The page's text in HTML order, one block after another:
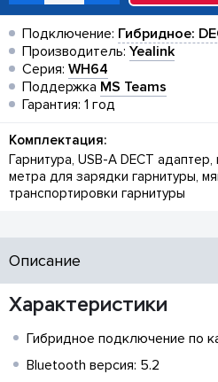
Подключение: Гибридное:
Производитель: Yealink
Серия: WH64
Поддержка MS Teams
Гарантия: 1 год
Комплектация:
Гарнитура, USB-A DECT
метра для зарядки гарнитуры,
транспортировки гарнитуры
Описание
Характеристики
Гибридное подключение по
Bluetooth версия: 5.2